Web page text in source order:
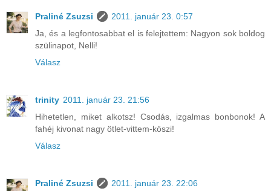
Praliné Zsuzsi
2011. január 23. 0:57
Ja, és a legfontosabbat el is felejtettem: Nagyon sok boldog
szülinapot, Nelli!
Válasz
trinity 2011. január 23. 21:56
Hihetetlen, miket alkotsz! Csodás, izgalmas bonbonok! A
fahéj kivonat nagy ötlet-vittem-köszi!
Válasz
Praliné Zsuzsi
2011. január 23. 22:06